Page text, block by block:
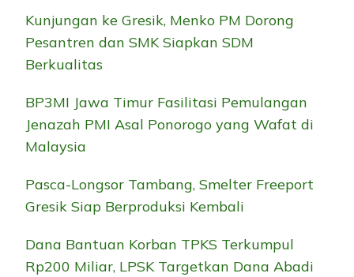
Kunjungan ke Gresik, Menko PM Dorong
Pesantren dan SMK Siapkan SDM
Berkualitas
BP3MI Jawa Timur Fasilitasi Pemulangan
Jenazah PMI Asal Ponorogo yang Wafat di
Malaysia
Pasca-Longsor Tambang, Smelter Freeport
Gresik Siap Berproduksi Kembali
Dana Bantuan Korban TPKS Terkumpul
Rp200 Miliar, LPSK Targetkan Dana Abadi